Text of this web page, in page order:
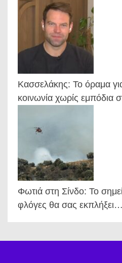
Κασσελάκης: Το όραμα
κοινωνία χωρίς εμπόδια
Φωτιά στη Σίνδο: Το
φλόγες θα σας εκπλήξει…